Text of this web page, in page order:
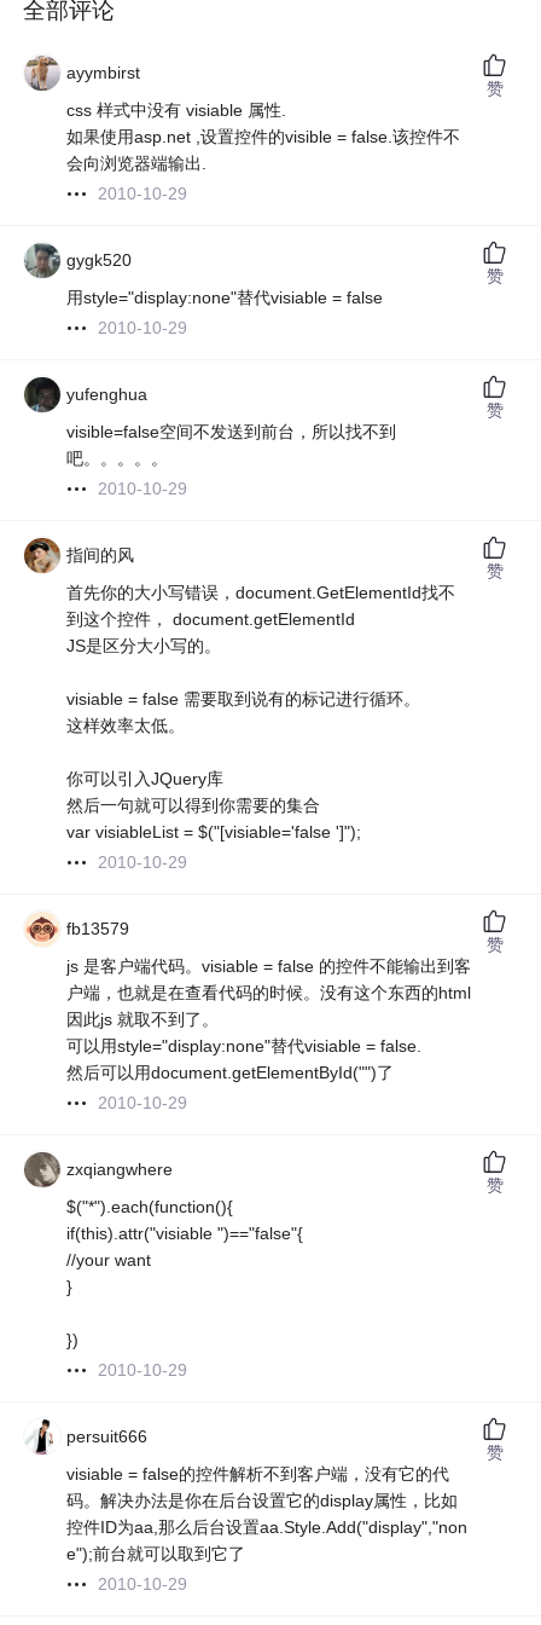
全部评论
ayymbirst
css 样式中没有 visiable 属性.
如果使用asp.net ,设置控件的visible = false.该控件不
会向浏览器端输出.
2010-10-29
赞
gygk520
用style="display:none"替代visiable = false
2010-10-29
赞
yufenghua
visible=false空间不发送到前台，所以找不到
吧。。。。。
2010-10-29
赞
指间的风
首先你的大小写错误，document.GetElementId找不
到这个控件， document.getElementId
JS是区分大小写的。
visiable = false 需要取到说有的标记进行循环。
这样效率太低。
你可以引入JQuery库
然后一句就可以得到你需要的集合
var visiableList = $("[visiable='false ']");
2010-10-29
赞
fb13579
js 是客户端代码。visiable = false 的控件不能输出到客
户端，也就是在查看代码的时候。没有这个东西的html
因此js 就取不到了。
可以用style="display:none"替代visiable = false.
然后可以用document.getElementById("")了
2010-10-29
赞
zxqiangwhere
$("*").each(function(){
if(this).attr("visiable ")=="false"{
//your want
}
})
2010-10-29
赞
persuit666
visiable = false的控件解析不到客户端，没有它的代
码。解决办法是你在后台设置它的display属性，比如
控件ID为aa,那么后台设置aa.Style.Add("display","non
e");前台就可以取到它了
2010-10-29
赞